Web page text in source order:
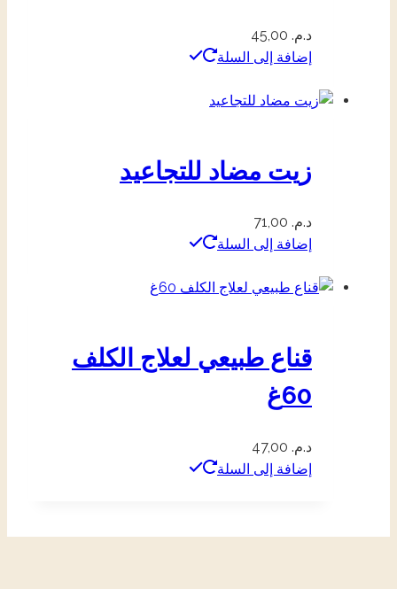
د.م.
إضافة إلى السلة
زيت مضاد للتجاعيد
د.م.
إضافة إلى السلة
قناع طبيعي لعلاج الكلف
60غ
د.م.
إضافة إلى السلة